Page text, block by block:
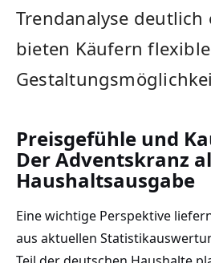
Trendanalyse
bieten Käufern
Preisgefühle und
Der Adventskranz
Haushaltsausgabe
Eine wichtige Perspektive
aus aktuellen